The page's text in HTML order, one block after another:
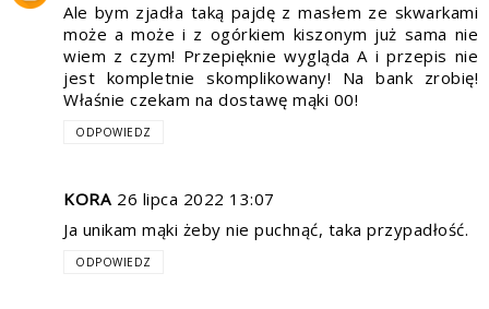
Ale bym zjadła taką pajdę z masłem ze skwarkami
może a może i z ogórkiem kiszonym już sama nie
wiem z czym! Przepięknie wygląda A i przepis nie
jest kompletnie skomplikowany! Na bank zrobię!
Właśnie czekam na dostawę mąki 00!
ODPOWIEDZ
KORA 26 lipca 2022 13:07
Ja unikam mąki żeby nie puchnąć, taka przypadłość.
ODPOWIEDZ